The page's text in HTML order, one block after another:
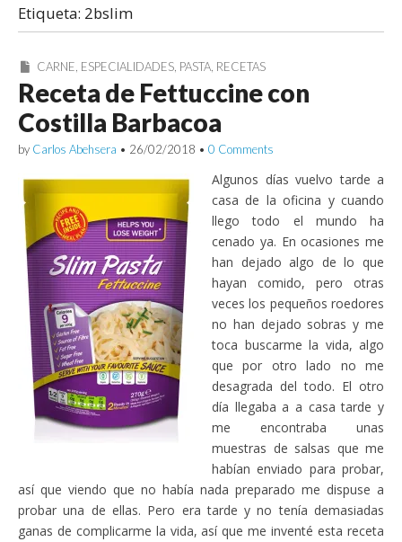
Etiqueta: 2bslim
CARNE, ESPECIALIDADES, PASTA, RECETAS
Receta de Fettuccine con
Costilla Barbacoa
by Carlos Abehsera • 26/02/2018 • 0 Comments
Algunos días vuelvo tarde a
casa de la oficina y cuando
llego todo el mundo ha
cenado ya. En ocasiones me
han dejado algo de lo que
hayan comido, pero otras
veces los pequeños roedores
no han dejado sobras y me
toca buscarme la vida, algo
que por otro lado no me
desagrada del todo. El otro
día llegaba a a casa tarde y
me encontraba unas
muestras de salsas que me
habían enviado para probar,
así que viendo que no había nada preparado me dispuse a
probar una de ellas. Pero era tarde y no tenía demasiadas
ganas de complicarme la vida, así que me inventé esta receta